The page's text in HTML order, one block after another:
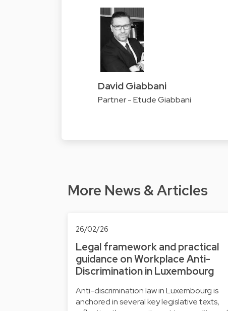
David Giabbani
Partner - Etude Giabbani
More News & Articles
26/02/26
Legal framework and practical
guidance on Workplace Anti-
Discrimination in Luxembourg
Anti-discrimination law in Luxembourg is
anchored in several key legislative texts,